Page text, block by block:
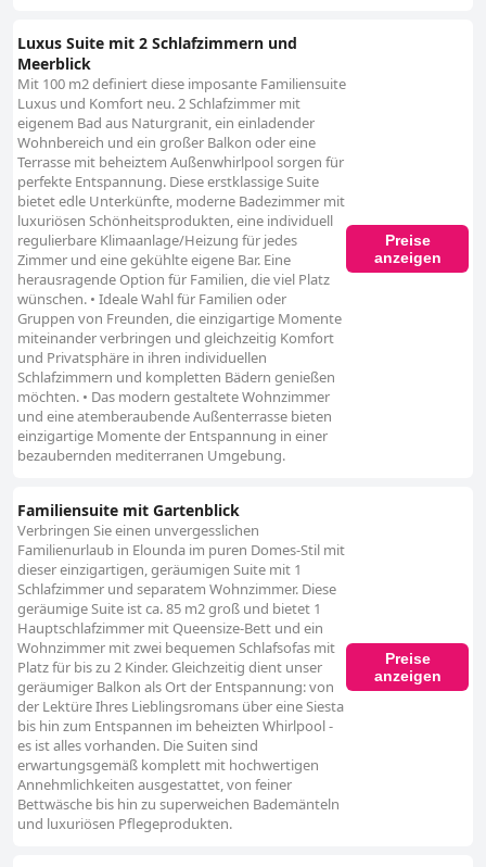
Luxus Suite mit 2 Schlafzimmern und
Meerblick
Mit 100 m2 definiert diese imposante Familiensuite
Luxus und Komfort neu. 2 Schlafzimmer mit
eigenem Bad aus Naturgranit, ein einladender
Wohnbereich und ein großer Balkon oder eine
Terrasse mit beheiztem Außenwhirlpool sorgen für
perfekte Entspannung. Diese erstklassige Suite
bietet edle Unterkünfte, moderne Badezimmer mit
luxuriösen Schönheitsprodukten, eine individuell
regulierbare Klimaanlage/Heizung für jedes
Zimmer und eine gekühlte eigene Bar. Eine
herausragende Option für Familien, die viel Platz
wünschen. • Ideale Wahl für Familien oder
Gruppen von Freunden, die einzigartige Momente
miteinander verbringen und gleichzeitig Komfort
und Privatsphäre in ihren individuellen
Schlafzimmern und kompletten Bädern genießen
möchten. • Das modern gestaltete Wohnzimmer
und eine atemberaubende Außenterrasse bieten
einzigartige Momente der Entspannung in einer
bezaubernden mediterranen Umgebung.
Preise
anzeigen
Familiensuite mit Gartenblick
Verbringen Sie einen unvergesslichen
Familienurlaub in Elounda im puren Domes-Stil mit
dieser einzigartigen, geräumigen Suite mit 1
Schlafzimmer und separatem Wohnzimmer. Diese
geräumige Suite ist ca. 85 m2 groß und bietet 1
Hauptschlafzimmer mit Queensize-Bett und ein
Wohnzimmer mit zwei bequemen Schlafsofas mit
Platz für bis zu 2 Kinder. Gleichzeitig dient unser
geräumiger Balkon als Ort der Entspannung: von
der Lektüre Ihres Lieblingsromans über eine Siesta
bis hin zum Entspannen im beheizten Whirlpool -
es ist alles vorhanden. Die Suiten sind
erwartungsgemäß komplett mit hochwertigen
Annehmlichkeiten ausgestattet, von feiner
Bettwäsche bis hin zu superweichen Bademänteln
und luxuriösen Pflegeprodukten.
Preise
anzeigen